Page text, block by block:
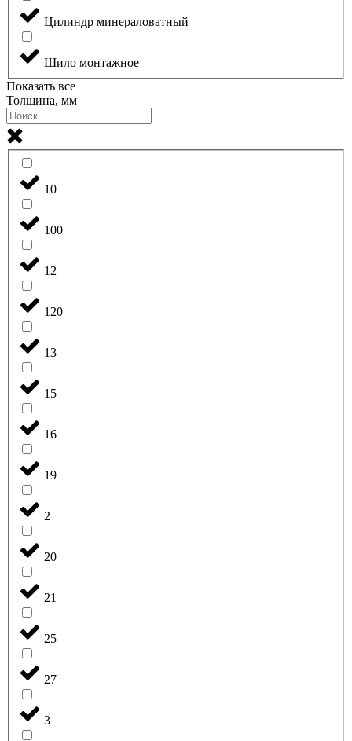
Цилиндр минераловатный
Шило монтажное
Показать все
Толщина, мм
10
100
12
120
13
15
16
19
2
20
21
25
27
3